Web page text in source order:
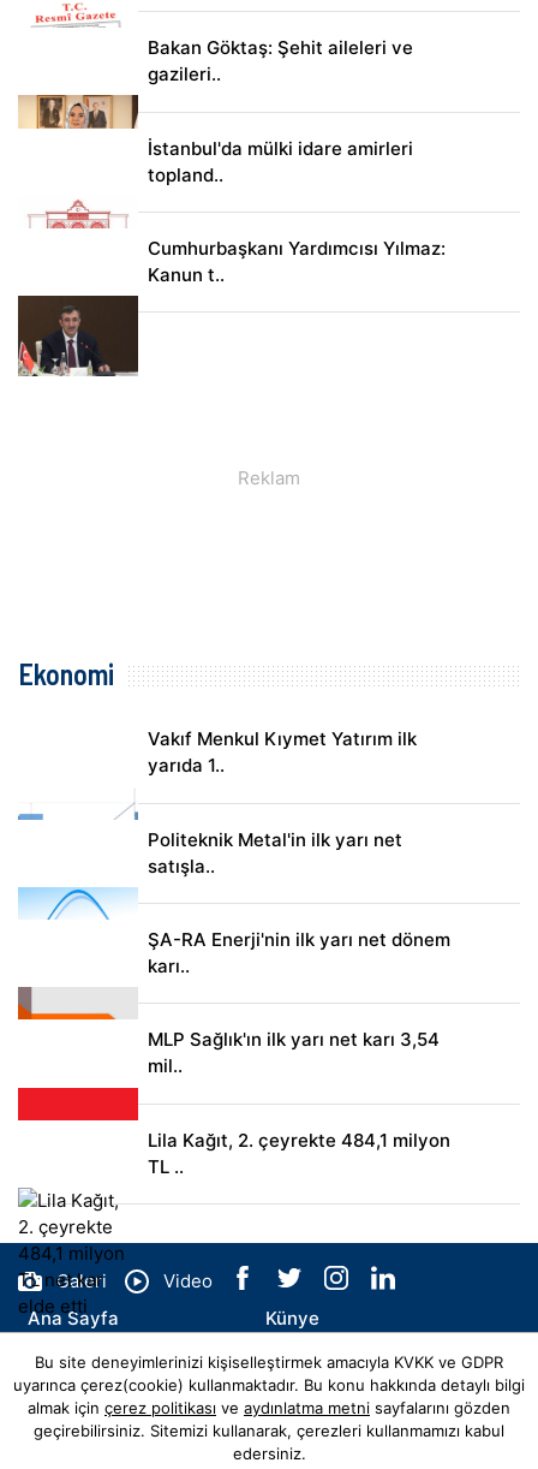
Bakan Göktaş: Şehit aileleri ve
gazileri..
İstanbul'da mülki idare amirleri
topland..
Cumhurbaşkanı Yardımcısı Yılmaz:
Kanun t..
Ekonomi
Vakıf Menkul Kıymet Yatırım ilk
yarıda 1..
Politeknik Metal'in ilk yarı net
satışla..
ŞA-RA Enerji'nin ilk yarı net dönem
karı..
MLP Sağlık'ın ilk yarı net karı 3,54
mil..
Lila Kağıt, 2. çeyrekte 484,1 milyon
TL ..
Galeri
Video
Ana Sayfa
Künye
İletişim
© Copyright 2026 ecohaber.com Tüm Hakları Saklıdır.
Bu site deneyimlerinizi kişiselleştirmek amacıyla KVKK ve GDPR
uyarınca çerez(cookie) kullanmaktadır. Bu konu hakkında detaylı bilgi
almak için çerez politikası ve aydınlatma metni sayfalarını gözden
geçirebilirsiniz. Sitemizi kullanarak, çerezleri kullanmamızı kabul
edersiniz.